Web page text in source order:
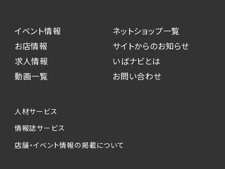
イベント情報
お店情報
求人情報
動画一覧
ネットショップ一覧
サイトからのお知らせ
いばナビとは
お問い合わせ
人材サービス
情報誌サービス
店舗・イベント情報の掲載について